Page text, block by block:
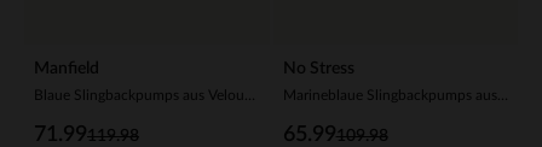
Manfield
119.98
71.99
No Stress
109.98
65.99